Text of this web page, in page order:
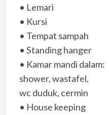
• Lemari
• Kursi
• Tempat sampah
• Standing hanger
• Kamar mandi dalam:
shower, wastafel,
wc duduk, cermin
• House keeping